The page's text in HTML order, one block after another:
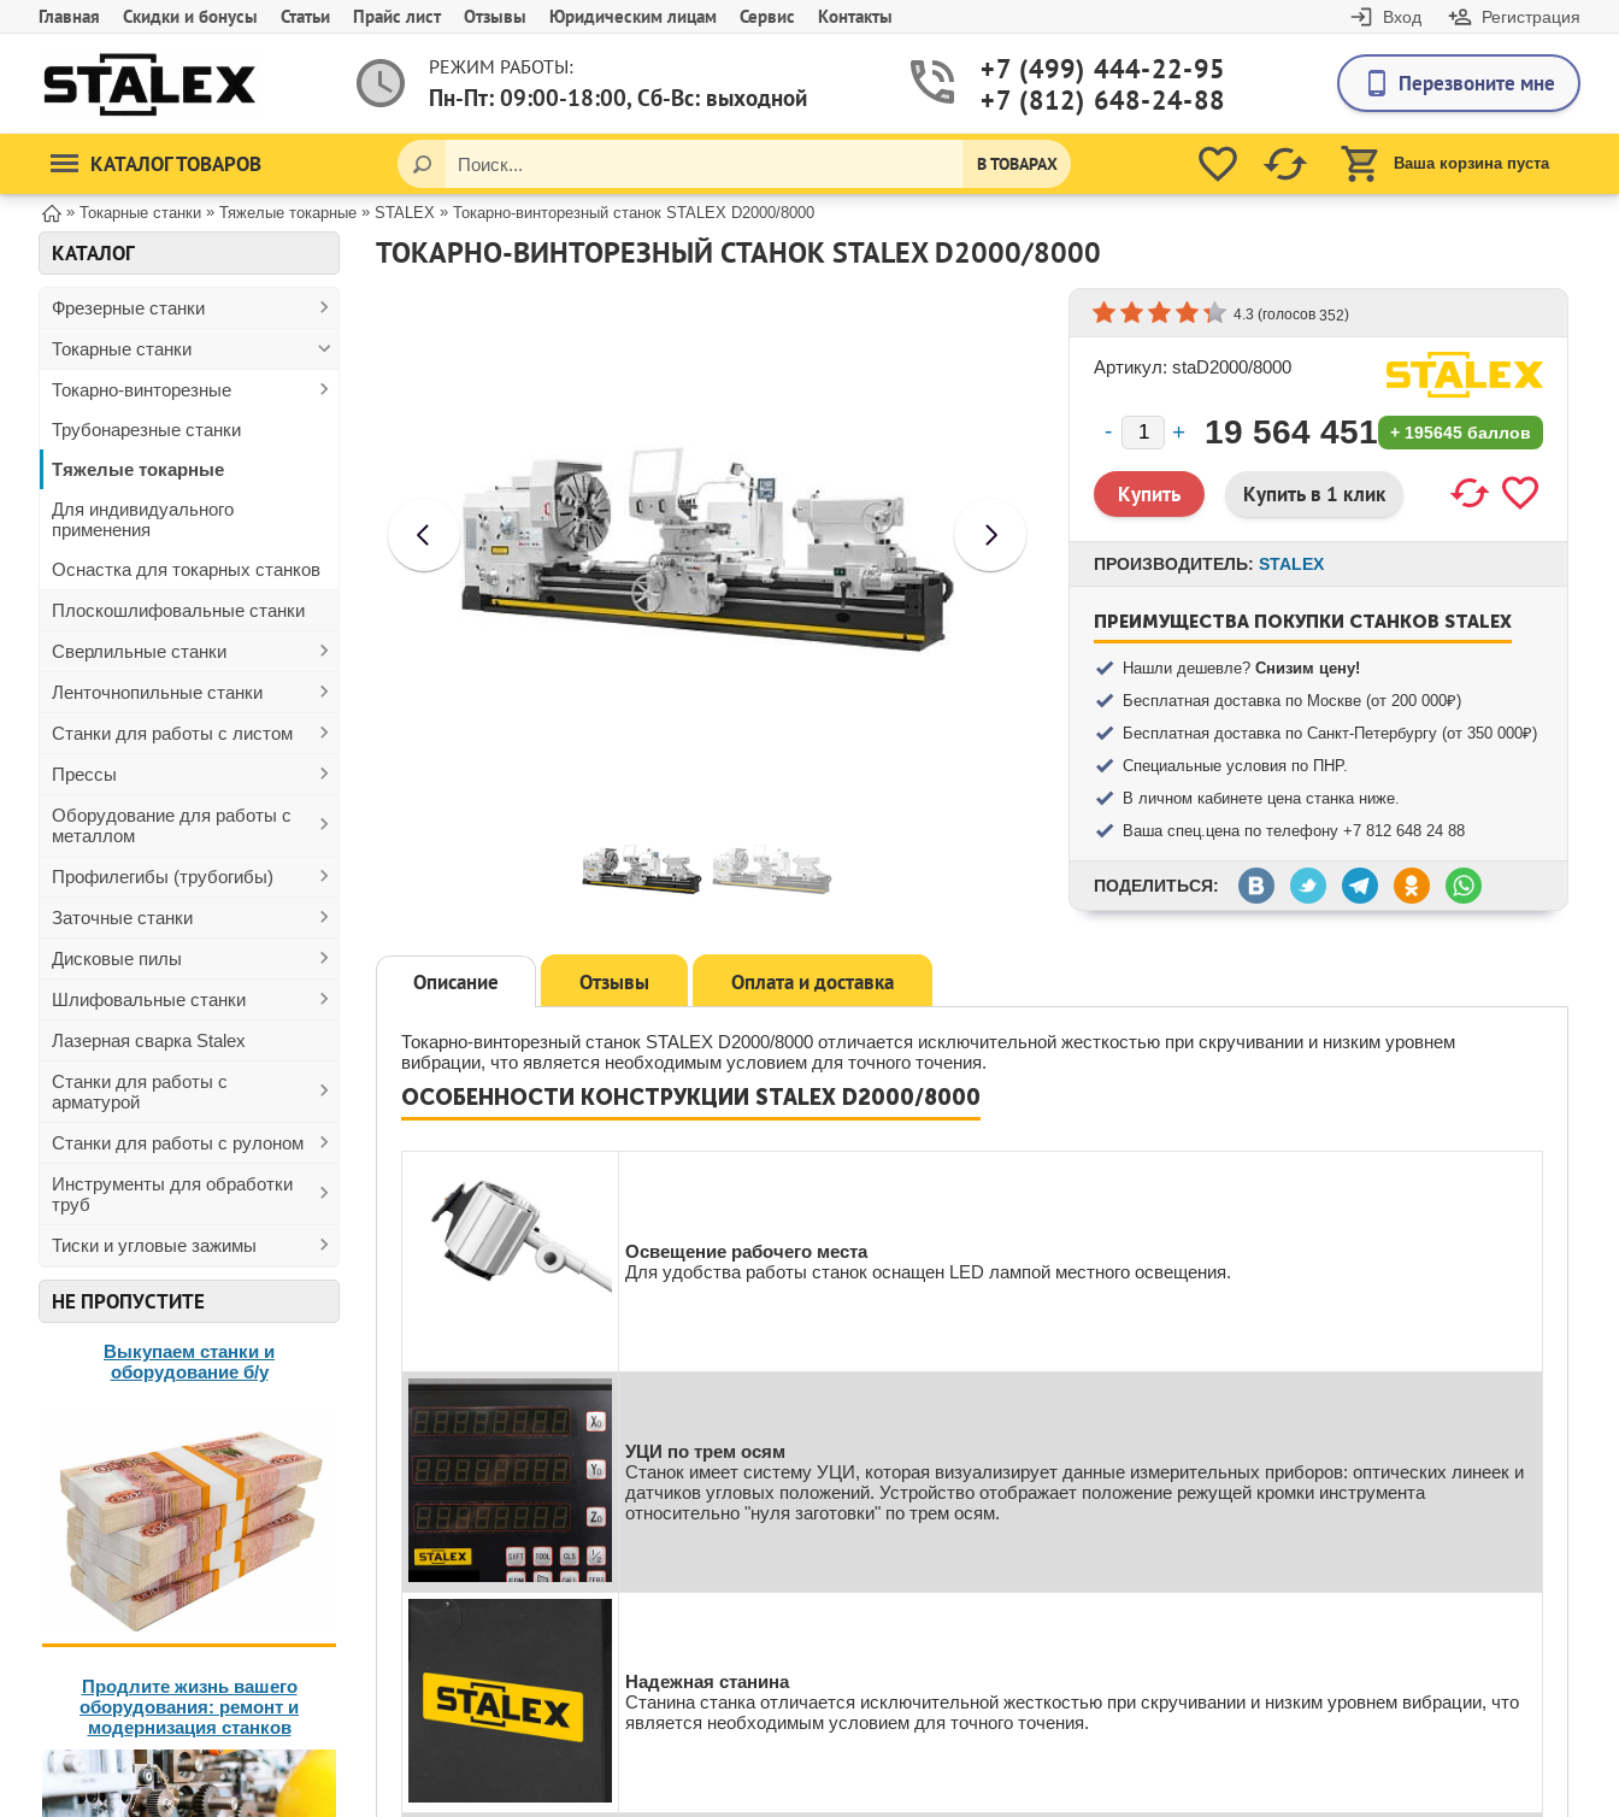
Главная Скидки и бонусы Статьи Прайс лист Отзывы Юридическим лицам Сервис Контакты Вход Регистрация
РЕЖИМ РАБОТЫ:
Пн-Пт: 09:00-18:00, Сб-Вс: выходной
+7 (499) 444-22-95
+7 (812) 648-24-88
Перезвоните мне
КАТАЛОГ ТОВАРОВ Ваша корзина пуста
В ТОВАРАХ
» Токарные станки » Тяжелые токарные » STALEX » Токарно-винторезный станок STALEX D2000/8000
КАТАЛОГ
Фрезерные станки
Токарные станки
Токарно-винторезные
Трубонарезные станки
Тяжелые токарные
Для индивидуального
применения
Оснастка для токарных станков
Плоскошлифовальные станки
Сверлильные станки
Ленточнопильные станки
Станки для работы с листом
Прессы
Оборудование для работы с
металлом
Профилегибы (трубогибы)
Заточные станки
Дисковые пилы
Шлифовальные станки
Лазерная сварка Stalex
Станки для работы с
арматурой
Станки для работы с рулоном
Инструменты для обработки
труб
Тиски и угловые зажимы
НЕ ПРОПУСТИТЕ
Выкупаем станки и
оборудование б/у
Продлите жизнь вашего
оборудования: ремонт и
модернизация станков
ТОКАРНО-ВИНТОРЕЗНЫЙ СТАНОК STALEX D2000/8000
4.3 (голосов 352)
Артикул: staD2000/8000
19 564 451 ₽+ 195645 баллов
Купить в 1 клик
ПРОИЗВОДИТЕЛЬ: STALEX
ПРЕИМУЩЕСТВА ПОКУПКИ СТАНКОВ STALEX
Нашли дешевле? Снизим цену!
Бесплатная доставка по Москве (от 200 000₽)
Бесплатная доставка по Санкт-Петербургу (от 350 000₽)
Специальные условия по ПНР.
В личном кабинете цена станка ниже.
Ваша спец.цена по телефону +7 812 648 24 88
ПОДЕЛИТЬСЯ:
Описание Отзывы Оплата и доставка
Токарно-винторезный станок STALEX D2000/8000 отличается исключительной жесткостью при скручивании и низким уровнем
вибрации, что является необходимым условием для точного точения.
ОСОБЕННОСТИ КОНСТРУКЦИИ STALEX D2000/8000
Освещение рабочего места
Для удобства работы станок оснащен LED лампой местного освещения.
УЦИ по трем осям
Станок имеет систему УЦИ, которая визуализирует данные измерительных приборов: оптических линеек и
датчиков угловых положений. Устройство отображает положение режущей кромки инструмента
относительно "нуля заготовки" по трем осям.
Надежная станина
Станина станка отличается исключительной жесткостью при скручивании и низким уровнем вибрации, что
является необходимым условием для точного точения.